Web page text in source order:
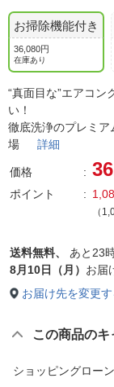
お掃除機能付き
36,080円
在庫あり
“真面目な”エアコン
い！
徹底洗浄のプレミ
場 詳細
価格
ポイント
（
送料無料、 あと 23
8月10日（月） お届
お届け先を変更す
この商品の
ショッピングロー